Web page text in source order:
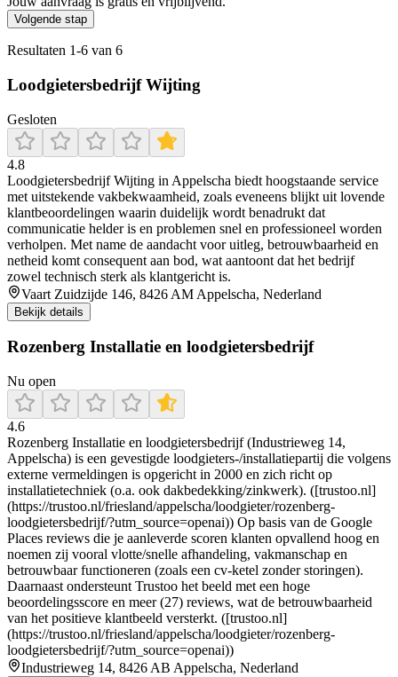
Volgende stap
Resultaten 1-6 van 6
Loodgietersbedrijf Wijting
Gesloten
4.8
Loodgietersbedrijf Wijting in Appelscha biedt hoogstaande service
met uitstekende vakbekwaamheid, zoals eveneens blijkt uit lovende
klantbeoordelingen waarin duidelijk wordt benadrukt dat
communicatie helder is en problemen snel en professioneel worden
verholpen. Met name de aandacht voor uitleg, betrouwbaarheid en
netheid komt consequent aan bod, wat aantoont dat het bedrijf
zowel technisch sterk als klantgericht is.
Vaart Zuidzijde 146, 8426 AM Appelscha, Nederland
Bekijk details
Rozenberg Installatie en loodgietersbedrijf
Nu open
4.6
Rozenberg Installatie en loodgietersbedrijf (Industrieweg 14,
Appelscha) is een gevestigde loodgieters-/installatiepartij die volgens
externe vermeldingen is opgericht in 2000 en zich richt op
installatietechniek (o.a. ook dakbedekking/zinkwerk). ([trustoo.nl]
(https://trustoo.nl/friesland/appelscha/loodgieter/rozenberg-
loodgietersbedrijf/?utm_source=openai)) Op basis van de Google
Places reviews die je aanleverde scoren klanten opvallend hoog en
noemen zij vooral vlotte/snelle afhandeling, vakmanschap en
betrouwbaar functioneren (zoals een cv-ketel zonder storingen).
Daarnaast ondersteunt Trustoo het beeld met een hoge
beoordelingsscore en meer (27) reviews, wat de betrouwbaarheid
van het positieve klantbeeld versterkt. ([trustoo.nl]
(https://trustoo.nl/friesland/appelscha/loodgieter/rozenberg-
loodgietersbedrijf/?utm_source=openai))
Industrieweg 14, 8426 AB Appelscha, Nederland